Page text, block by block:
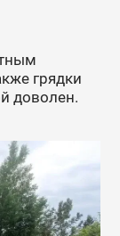
грядки
доволен.